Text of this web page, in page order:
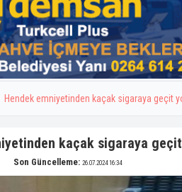
Hendek emniyetinden kaçak sigaraya geçit
kaçak sigaraya
Son Güncelleme: 26.07.2024 16:34